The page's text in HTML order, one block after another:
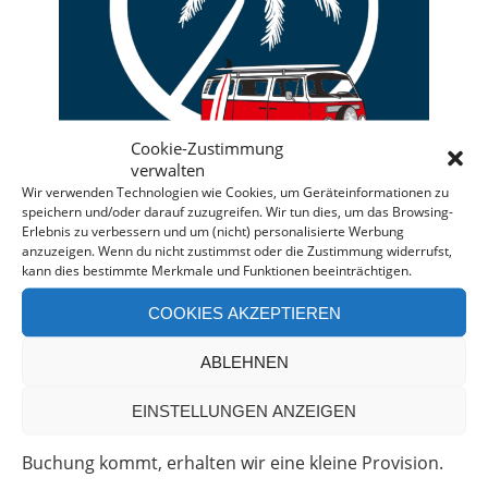
Cookie-Zustimmung
verwalten
Wir verwenden Technologien wie Cookies, um Geräteinformationen zu
speichern und/oder darauf zuzugreifen. Wir tun dies, um das Browsing-
Erlebnis zu verbessern und um (nicht) personalisierte Werbung
anzuzeigen. Wenn du nicht zustimmst oder die Zustimmung widerrufst,
kann dies bestimmte Merkmale und Funktionen beeinträchtigen.
COOKIES AKZEPTIEREN
ABLEHNEN
EINSTELLUNGEN ANZEIGEN
Deine individuelle Beratung bei der Campermiete
in Deutschland und Europa.
Bei einer Anfrage über diesen Banner erhältst Du
Rabatt! *
Offenlegung: Die Anfrage bei der Camper Oase ist
Buchung kommt, erhalten wir eine kleine Provision.